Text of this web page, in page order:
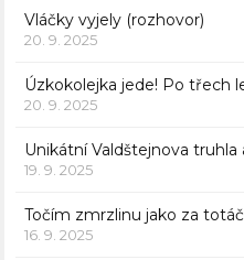
Vláčky vyjely (rozhovor)
20. 9. 2025
Úzkokolejka jede! Po třech
20. 9. 2025
Unikátní Valdštejnova truhla
19. 9. 2025
Točím zmrzlinu jako za
16. 9. 2025